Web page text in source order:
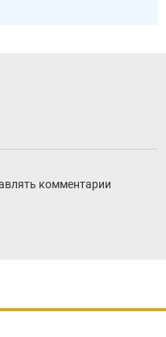
комментарии